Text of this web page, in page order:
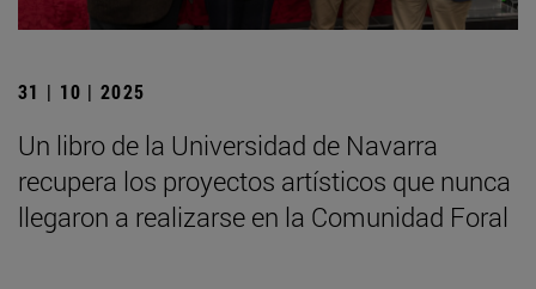
31 | 10 | 2025
Un libro de la Universidad de Navarra
recupera los proyectos artísticos que nunca
llegaron a realizarse en la Comunidad Foral